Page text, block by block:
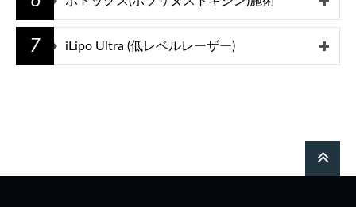
7 iLipo Ultra (低レベルレーザー)